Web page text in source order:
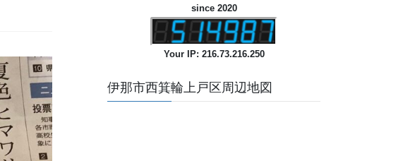
since 2020
Your IP: 216.73.216.250
伊那市西箕輪上戸区周辺地図